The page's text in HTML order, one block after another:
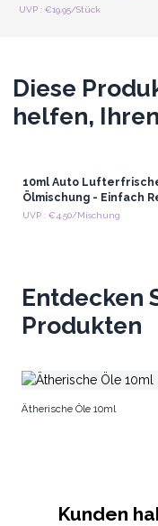
UVP : €19.95/Stück
Diese
helfen,
10ml Auto
Ölmischung - Einfach
UVP : €4.50/Mischung
Entdecken
Produkten
Ätherische Öle 10ml
Kunden